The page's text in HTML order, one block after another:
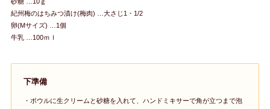
紀州梅のはちみつ漬け(梅肉) …大さじ1・1/2
卵(Mサイズ) …1個
牛乳 …100ｍｌ
下準備
・ボウルに生クリームと砂糖を入れて、ハンドミキサーで角が立つまで泡